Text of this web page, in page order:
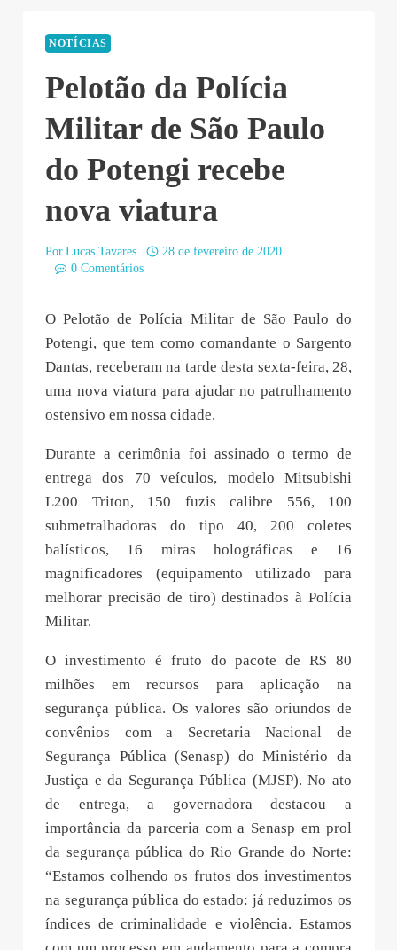
NOTÍCIAS
Pelotão da Polícia
Militar de São Paulo
do Potengi recebe
nova viatura
Por Lucas Tavares
28 de fevereiro de 2020
0 Comentários
O Pelotão de Polícia Militar de São Paulo do
Potengi, que tem como comandante o Sargento
Dantas, receberam na tarde desta sexta-feira, 28,
uma nova viatura para ajudar no patrulhamento
ostensivo em nossa cidade.
Durante a cerimônia foi assinado o termo de
entrega dos 70 veículos, modelo Mitsubishi
L200 Triton, 150 fuzis calibre 556, 100
submetralhadoras do tipo 40, 200 coletes
balísticos, 16 miras holográficas e 16
magnificadores (equipamento utilizado para
melhorar precisão de tiro) destinados à Polícia
Militar.
O investimento é fruto do pacote de R$ 80
milhões em recursos para aplicação na
segurança pública. Os valores são oriundos de
convênios com a Secretaria Nacional de
Segurança Pública (Senasp) do Ministério da
Justiça e da Segurança Pública (MJSP). No ato
de entrega, a governadora destacou a
importância da parceria com a Senasp em prol
da segurança pública do Rio Grande do Norte:
“Estamos colhendo os frutos dos investimentos
na segurança pública do estado: já reduzimos os
índices de criminalidade e violência. Estamos